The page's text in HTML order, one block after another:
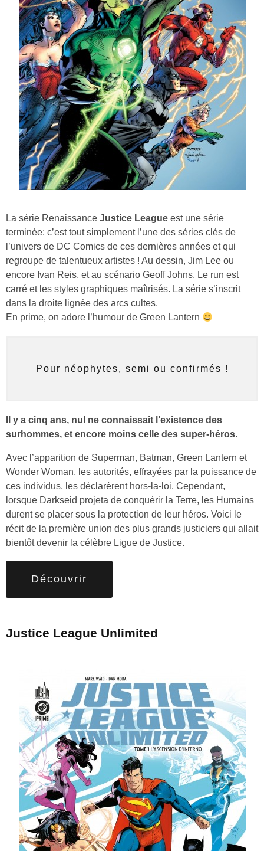
La série Renaissance Justice League est une série
terminée: c’est tout simplement l’une des séries clés de
l’univers de DC Comics de ces dernières années et qui
regroupe de talentueux artistes ! Au dessin, Jim Lee ou
encore Ivan Reis, et au scénario Geoff Johns. Le run est
carré et les styles graphiques maîtrisés. La série s’inscrit
dans la droite lignée des arcs cultes.
En prime, on adore l’humour de Green Lantern
Pour néophytes, semi ou confirmés !
Il y a cinq ans, nul ne connaissait l’existence des
surhommes, et encore moins celle des super-héros.
Avec l’apparition de Superman, Batman, Green Lantern et
Wonder Woman, les autorités, effrayées par la puissance de
ces individus, les déclarèrent hors-la-loi. Cependant,
lorsque Darkseid projeta de conquérir la Terre, les Humains
durent se placer sous la protection de leur héros. Voici le
récit de la première union des plus grands justiciers qui allait
bientôt devenir la célèbre Ligue de Justice.
Découvrir
Justice League Unlimited